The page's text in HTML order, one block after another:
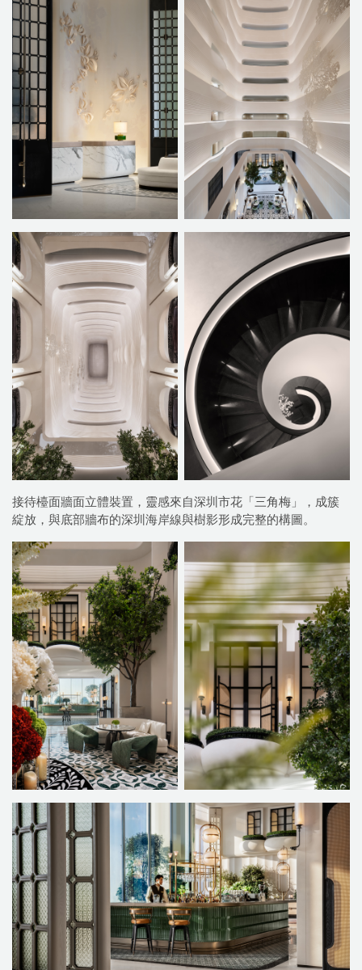
接待檯面牆面立體裝置，靈感來自深圳市花「三角梅」，成簇
綻放，與底部牆布的深圳海岸線與樹影形成完整的構圖。